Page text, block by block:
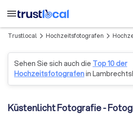
menu
Trustlocal arrow_forward_ios Hochzeitsfotografen arrow_forward_ios
Sehen Sie sich auch die Top 10 der
Hochzeitsfotografenin
Küstenlicht Fotografie -